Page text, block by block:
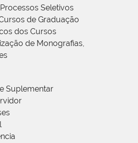
Seletivos
de Graduação
dos Cursos
de Monografias,
Suplementar